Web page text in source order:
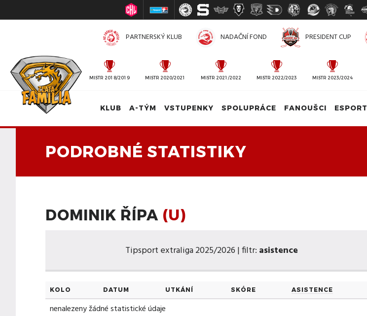
PARTNERSKÝ KLUB NADAČNÍ FOND PRESIDENT CUP
MISTR 2010/2011 MISTR 2018/2019 MISTR 2020/2021 MISTR 2021/2022 MISTR 2022/2023 MISTR 2023/2024
KLUB A-TÝM VSTUPENKY SPOLUPRÁCE FANOUŠCI ESPORT
PODROBNÉ STATISTIKY
DOMINIK ŘÍPA (U)
Tipsport extraliga 2025/2026 | filtr: asistence
KOLO DATUM UTKÁNÍ SKÓRE ASISTENCE
nenalezeny žádné statistické údaje